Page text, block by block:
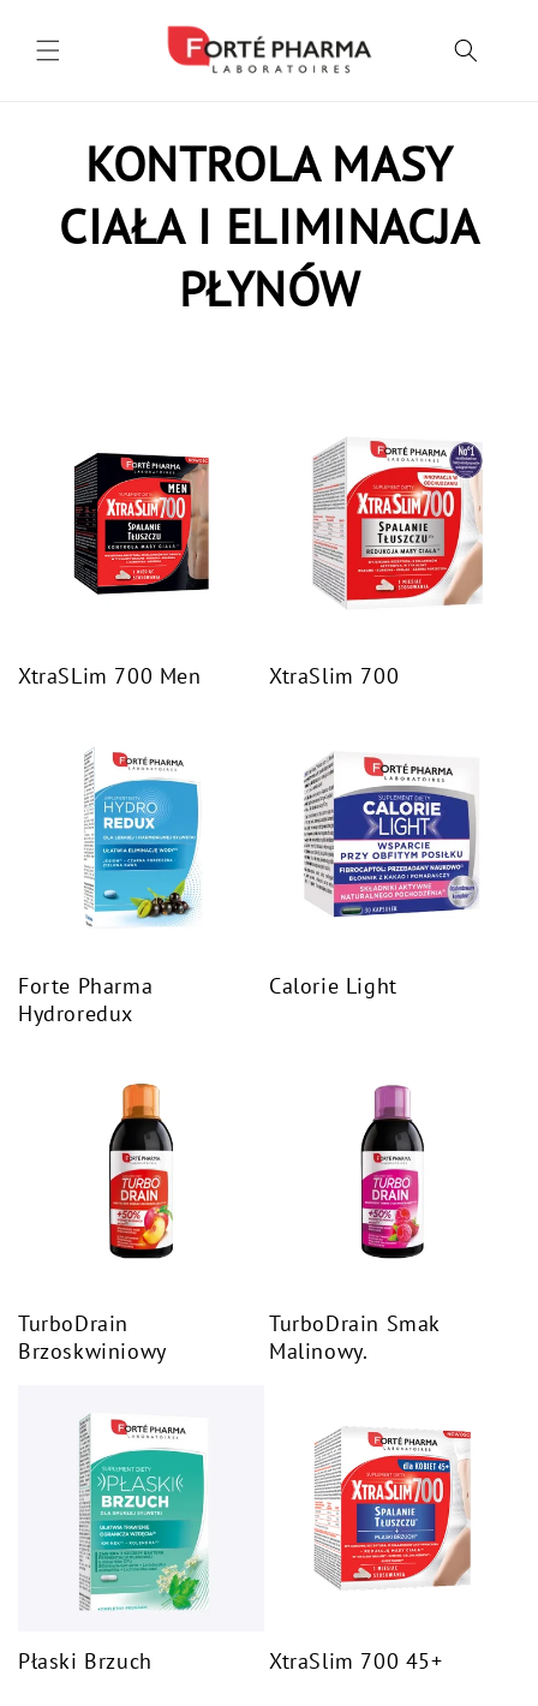
treści
K
O
C
J
A
:
KONTROLA MASY
CIAŁA I ELIMINACJA
PŁYNÓW
XtraSLim 700 Men XtraSlim 700
Forte Pharma
Hydroredux
Calorie Light
TurboDrain
Brzoskwiniowy
TurboDrain Smak
Malinowy.
Płaski Brzuch XtraSlim 700 45+